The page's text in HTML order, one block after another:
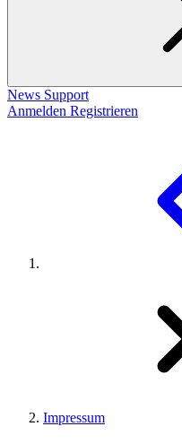
News Support
Anmelden Registrieren
Impressum